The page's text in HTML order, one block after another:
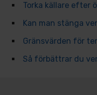
Torka källare efter
Kan man stänga
Gränsvärden för
Så förbättrar du